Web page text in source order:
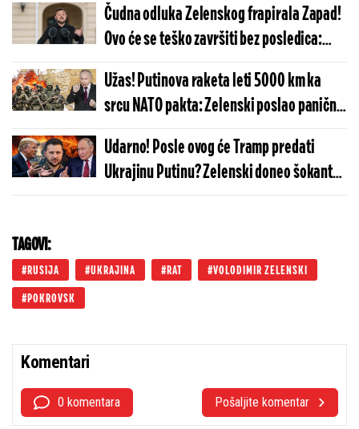
Čudna odluka Zelenskog frapirala Zapad!
Ovo će se teško završiti bez posledica:
Nemački mediji digli veliku uzbunu
Užas! Putinova raketa leti 5000 km ka
srcu NATO pakta: Zelenski poslao paničnu
poruku svim zapadnjacima
Udarno! Posle ovog će Tramp predati
Ukrajinu Putinu? Zelenski doneo šokantnu
odluku o planu Amerike za kraj rata
TAGOVI:
RUSIJA UKRAJINA RAT VOLODIMIR ZELENSKI
POKROVSK
Komentari
0 komentara Pošaljite komentar